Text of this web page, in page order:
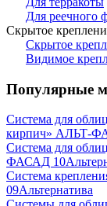
Для реечного
Скрытое
Скрытое
Видимое
Популярные
Система для
кирпич» АЛЬТ-
Система для
ФАСАД 10
Система
09Альтернатива